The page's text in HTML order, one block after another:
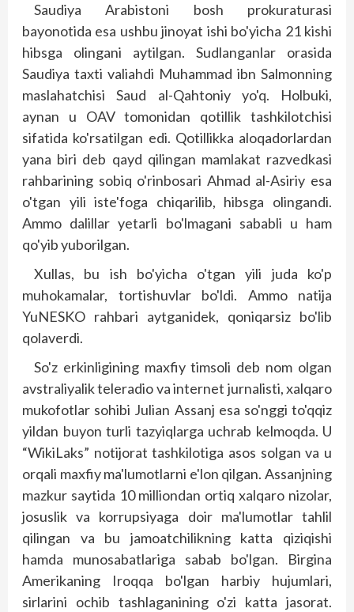
Saudiya Arabistoni bosh prokuraturasi
bayonotida esa ushbu jinoyat ishi bo'yicha 21 kishi
hibsga olingani aytilgan. Sudlanganlar orasida
Saudiya taxti valiahdi Muhammad ibn Salmonning
maslahatchisi Saud al-Qahtoniy yo'q. Holbuki,
aynan u OAV tomonidan qotillik tashkilotchisi
sifatida ko'rsatilgan edi. Qotillikka aloqadorlardan
yana biri deb qayd qilingan mamlakat razvedkasi
rahbarining sobiq o'rinbosari Ahmad al-Asiriy esa
o'tgan yili iste'foga chiqarilib, hibsga olingandi.
Ammo dalillar yetarli bo'lmagani sababli u ham
qo'yib yuborilgan.
Xullas, bu ish bo'yicha o'tgan yili juda ko'p
muhokamalar, tortishuvlar bo'ldi. Ammo natija
YuNESKO rahbari aytganidek, qoniqarsiz bo'lib
qolaverdi.
So'z erkinligining maxfiy timsoli deb nom olgan
avstraliyalik teleradio va internet jurnalisti, xalqaro
mukofotlar sohibi Julian Assanj esa so'nggi to'qqiz
yildan buyon turli tazyiqlarga uchrab kelmoqda. U
“WikiLaks” notijorat tashkilotiga asos solgan va u
orqali maxfiy ma'lumotlarni e'lon qilgan. Assanjning
mazkur saytida 10 milliondan ortiq xalqaro nizolar,
josuslik va korrupsiyaga doir ma'lumotlar tahlil
qilingan va bu jamoatchilikning katta qiziqishi
hamda munosabatlariga sabab bo'l­gan. Birgina
Amerikaning Iroqqa bo'lgan harbiy hujumlari,
sirlarini ochib tashlaganining o'zi katta jasorat.